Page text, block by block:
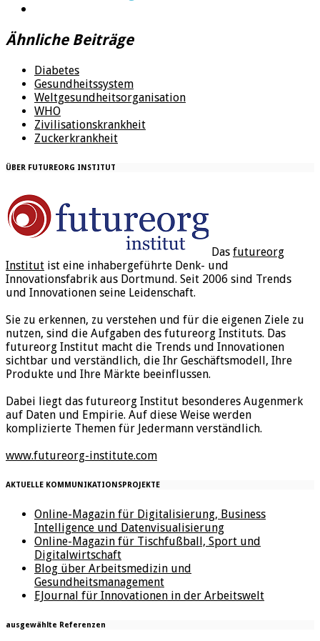
Ähnliche Beiträge
Diabetes
Gesundheitssystem
Weltgesundheitsorganisation
WHO
Zivilisationskrankheit
Zuckerkrankheit
ÜBER FUTUREORG INSTITUT
Das futureorg
Institut ist eine inhabergeführte Denk- und
Innovationsfabrik aus Dortmund. Seit 2006 sind Trends
und Innovationen seine Leidenschaft.
Sie zu erkennen, zu verstehen und für die eigenen Ziele zu
nutzen, sind die Aufgaben des futureorg Instituts. Das
futureorg Institut macht die Trends und Innovationen
sichtbar und verständlich, die Ihr Geschäftsmodell, Ihre
Produkte und Ihre Märkte beeinflussen.
Dabei liegt das futureorg Institut besonderes Augenmerk
auf Daten und Empirie. Auf diese Weise werden
komplizierte Themen für Jedermann verständlich.
www.futureorg-institute.com
AKTUELLE KOMMUNIKATIONSPROJEKTE
Online-Magazin für Digitalisierung, Business
Intelligence und Datenvisualisierung
Online-Magazin für Tischfußball, Sport und
Digitalwirtschaft
Blog über Arbeitsmedizin und
Gesundheitsmanagement
EJournal für Innovationen in der Arbeitswelt
ausgewählte Referenzen